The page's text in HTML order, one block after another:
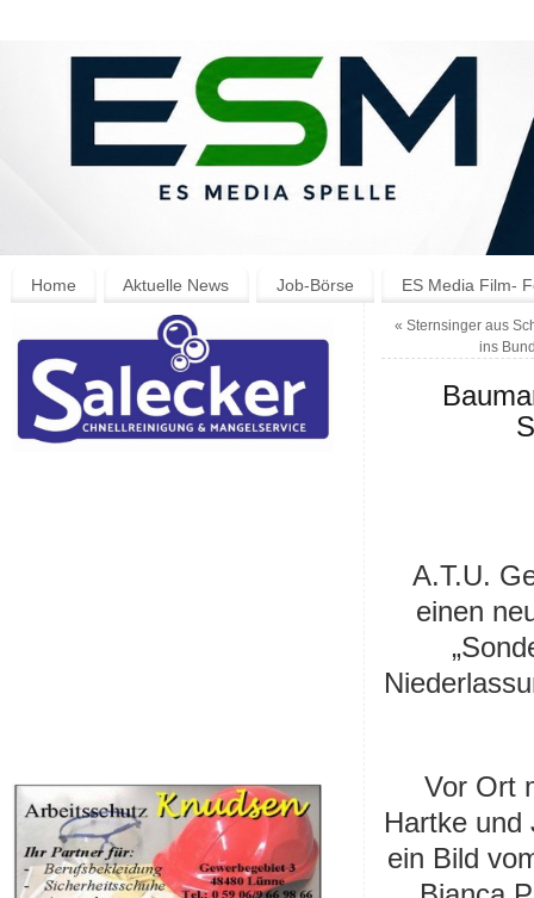
Home Aktuelle News Job-Börse ES Media Film-
« Sternsinger aus
ins
A.T.U.
einen
Vor Ort
Hartke und
ein Bild